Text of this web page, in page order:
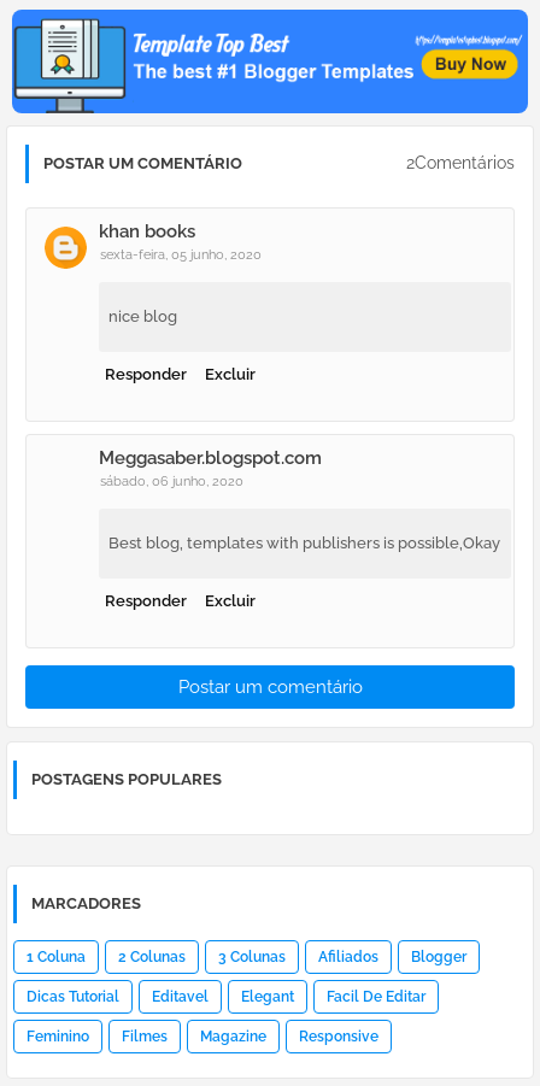
POSTAR UM COMENTÁRIO 2Comentários
khan books
sexta-feira, 05 junho, 2020
nice blog
Responder Excluir
Meggasaber.blogspot.com
sábado, 06 junho, 2020
Best blog, templates with publishers is possible,Okay
Responder Excluir
Postar um comentário
POSTAGENS POPULARES
MARCADORES
1 Coluna 2 Colunas 3 Colunas Afiliados Blogger
Dicas Tutorial Editavel Elegant Facil De Editar
Feminino Filmes Magazine Responsive